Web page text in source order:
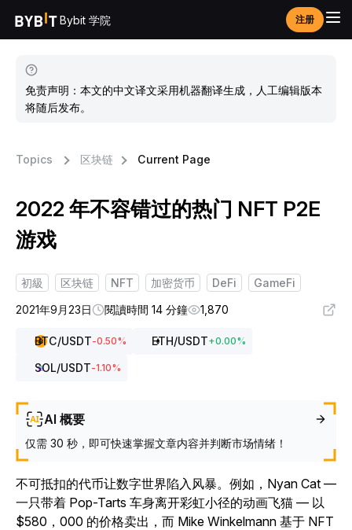
Bybit 学院 注册
免责声明：本文的中文译文采用机器翻译生成，人工编辑版本
将随后发布。
Topics 区块链 Current Page
2022 年不容错过的热门 NFT P2E
游戏
初級 区块链 NFT 加密货币 DeFi
GameFi
2021年9月23日
閱讀時間 14 分鐘 1,870
BTC/USDT-0.50% ETH/USDT+0.00%
SOL/USDT-1.10%
AI 概要
仅需 30 秒，即可快速掌握文章内容并判断市场情绪！
不可抵扣的代币让数字世界陷入风暴。例如，Nyan Cat —
一只带着 Pop-Tarts 车身离开彩虹小径的动画飞猫 — 以
$580，000 的价格卖出，而 Mike Winkelmann 基于 NFT